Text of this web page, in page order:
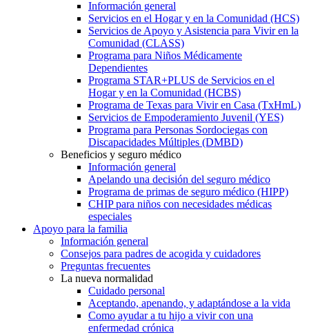
Información general
Servicios en el Hogar y en la Comunidad (HCS)
Servicios de Apoyo y Asistencia para Vivir en la
Comunidad (CLASS)
Programa para Niños Médicamente
Dependientes
Programa STAR+PLUS de Servicios en el
Hogar y en la Comunidad (HCBS)
Programa de Texas para Vivir en Casa (TxHmL)
Servicios de Empoderamiento Juvenil (YES)
Programa para Personas Sordociegas con
Discapacidades Múltiples (DMBD)
Beneficios y seguro médico
Información general
Apelando una decisión del seguro médico
Programa de primas de seguro médico (HIPP)
CHIP para niños con necesidades médicas
especiales
Apoyo para la familia
Información general
Consejos para padres de acogida y cuidadores
Preguntas frecuentes
La nueva normalidad
Cuidado personal
Aceptando, apenando, y adaptándose a la vida
Como ayudar a tu hijo a vivir con una
enfermedad crónica